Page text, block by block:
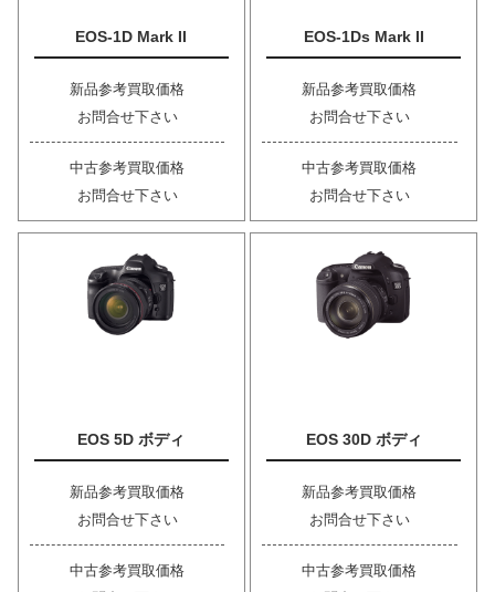
EOS-1D Mark II
新品参考買取価格
お問合せ下さい
中古参考買取価格
お問合せ下さい
EOS-1Ds Mark II
新品参考買取価格
お問合せ下さい
中古参考買取価格
お問合せ下さい
EOS 5D ボディ
新品参考買取価格
お問合せ下さい
中古参考買取価格
EOS 30D ボディ
新品参考買取価格
お問合せ下さい
中古参考買取価格